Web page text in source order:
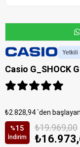
Yetkili
Casio G_SHOCK
₺2.828,94`den
%15
İndirim
₺19.969,00